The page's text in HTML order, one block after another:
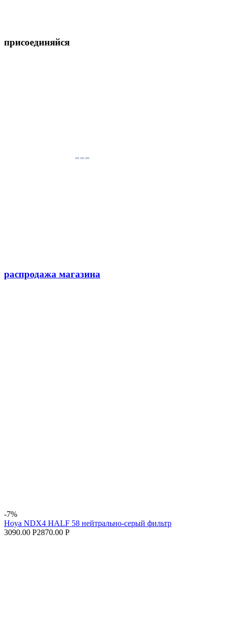
присоединяйся
распродажа магазина
-7%
Hoya NDX4 HALF 58 нейтрально-серый фильтр
3090.00 Р2870.00 Р